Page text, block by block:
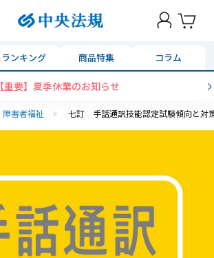
ランキング 商品特集 コラム
【重要】夏季休業のお知らせ
障害者福祉 > 七訂 手話通訳技能認定試験傾向と対